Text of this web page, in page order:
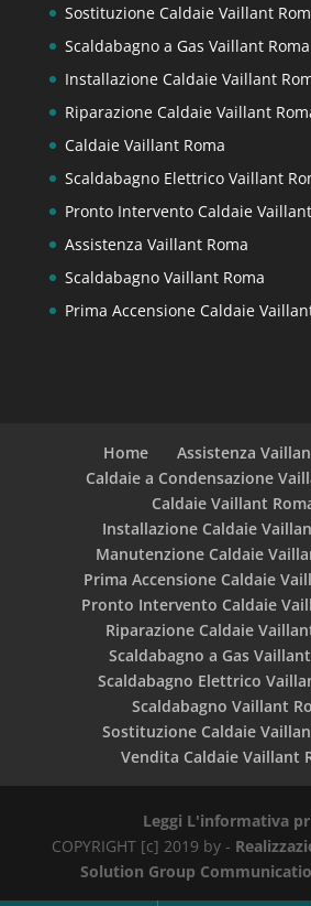
Sostituzione Caldaie Vaillant
Scaldabagno a Gas Vaillant Roma
Installazione Caldaie Vaillant
Riparazione Caldaie Vaillant
Caldaie Vaillant Roma
Scaldabagno Elettrico Vaillant
Pronto Intervento Caldaie
Assistenza Vaillant Roma
Scaldabagno Vaillant Roma
Prima Accensione Caldaie
Home
Assistenza
Caldaie a Condensazione
Caldaie Vaillant
Installazione Caldaie
Manutenzione Caldaie
Prima Accensione Caldaie
Pronto Intervento Caldaie
Riparazione Caldaie
Scaldabagno a Gas
Scaldabagno Elettrico
Scaldabagno Vaillant
Sostituzione Caldaie
Vendita Caldaie Vaillant
Leggi L'informativa
COPYRIGHT [c] 2019 by -
Solution Group